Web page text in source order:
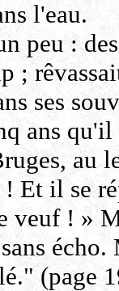
l'eau.
peu :
;
ses
ans
au
! Et il se
veuf ! »
(page